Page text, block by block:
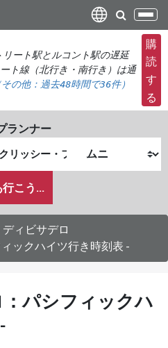
コ
ン
テ
ン
ツ
移
ナ
ビ
ゲ
ー
シ
ョ
の
切
り
え
ート駅とルコント駅の遅延
ト線（北行き・南行き）は通
その他： 過去48時間で36件）
購
読
す
る
ランナー
が
ど
の
よ
う
旅
行こう...
ディビサデロ
ックハイツ行き時刻表 -
パシフィックハ